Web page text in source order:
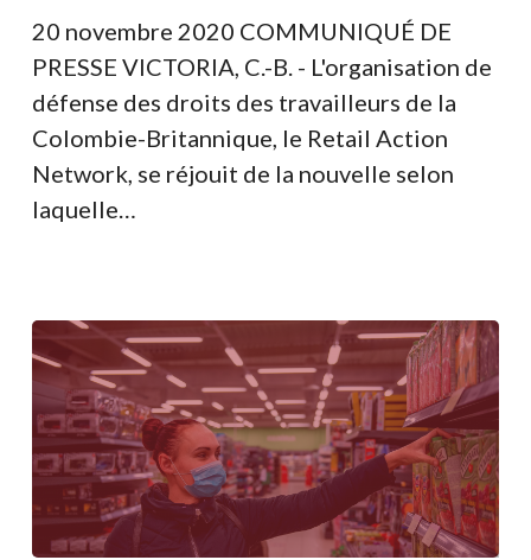
l’annonce
du
masque
obligatoire
20 novembre 2020 COMMUNIQUÉ DE
PRESSE VICTORIA, C.-B. - L'organisation de
défense des droits des travailleurs de la
Colombie-Britannique, le Retail Action
Network, se réjouit de la nouvelle selon
laquelle…